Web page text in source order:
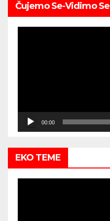
Čujemo Se-Vidimo Se
00:00
EKO TEME